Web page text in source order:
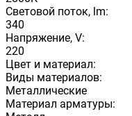
Световой поток, lm:
340
Напряжение, V:
220
Цвет и материал:
Виды материалов:
Металлические
Материал арматуры: